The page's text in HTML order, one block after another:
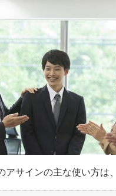
アサインの主な使い方は、